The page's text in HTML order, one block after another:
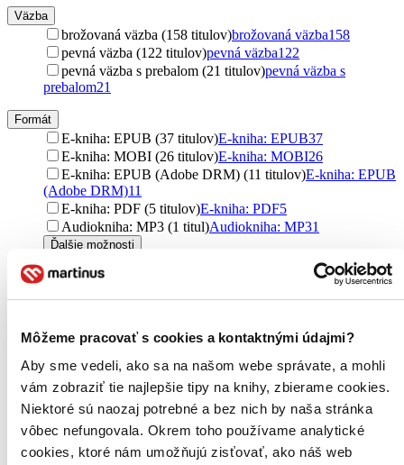
Môžeme pracovať s cookies a kontaktnými údajmi?
Aby sme vedeli, ako sa na našom webe správate, a mohli
vám zobraziť tie najlepšie tipy na knihy, zbierame cookies.
Niektoré sú naozaj potrebné a bez nich by naša stránka
vôbec nefungovala. Okrem toho používame analytické
cookies, ktoré nám umožňujú zisťovať, ako náš web
Väzba
brožovaná väzba (158 titulov)brožovaná väzba158
pevná väzba (122 titulov)pevná väzba122
pevná väzba s prebalom (21 titulov)pevná väzba s
prebalom21
Formát
E-kniha: EPUB (37 titulov)E-kniha: EPUB37
E-kniha: MOBI (26 titulov)E-kniha: MOBI26
E-kniha: EPUB (Adobe DRM) (11 titulov)E-kniha: EPUB
(Adobe DRM)11
E-kniha: PDF (5 titulov)E-kniha: PDF5
Audiokniha: MP3 (1 titul)Audiokniha: MP31
Ďalšie možnosti
Zúžiť výber
najbohatších spisovateľov na svete. Doposiaľ sa predalo vyše
osemdesiat miliónov výtlačkov jeho kníh. Podľa ôsmich z nich -
Bezpečný prístav, Šťastlivec, Posledná pieseň, Milý John, Noci v
Rodanthe, Zápisník jednej lásky, Nezabudnuteľná cesta a Správa vo
fľaši – nakrútili úspešné filmy.
Čítať viac